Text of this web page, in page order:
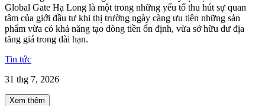
Global Gate Hạ Long là một trong những yếu tố thu hút sự quan
tâm của giới đầu tư khi thị trường ngày càng ưu tiên những sản
phẩm vừa có khả năng tạo dòng tiền ổn định, vừa sở hữu dư địa
tăng giá trong dài hạn.
Tin tức
31 thg 7, 2026
Xem thêm